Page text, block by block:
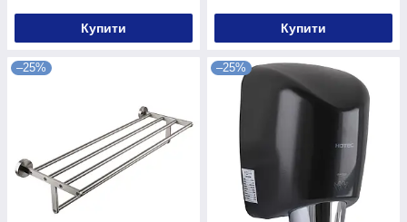
Купити Купити
–25% –25%